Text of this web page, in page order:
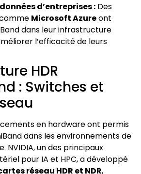
d’entreprises : Des
Microsoft Azureont
dans leur infrastructure
l’efficacité de leurs
HDR
: Switches et
en hardware ont permis
dans les environnements de
NVIDIA, un des principaux
pour IA et HPC, a développé
réseau HDR et NDR,